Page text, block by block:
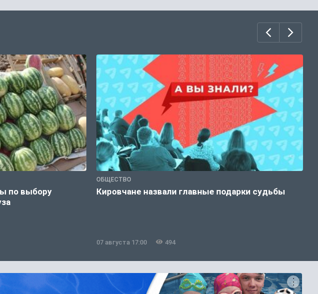
по выбору
ОБЩЕСТВО
Кировчане назвали главные подарки судьбы
07 августа 17:00 494